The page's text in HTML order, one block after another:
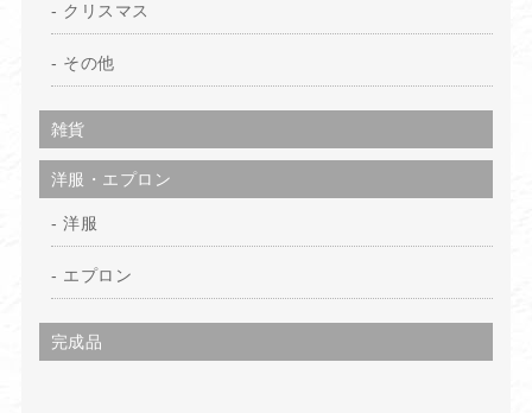
クリスマス
その他
雑貨
洋服・エプロン
洋服
エプロン
完成品